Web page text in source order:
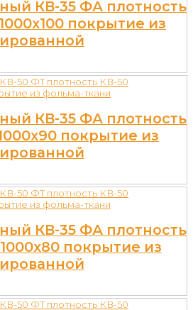
КВ-35 ФА плотность
покрытие из
КВ-35 ФА плотность
покрытие из
КВ-35 ФА плотность
покрытие из